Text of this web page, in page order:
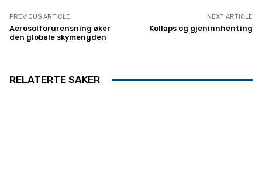
PREVIOUS ARTICLE
Aerosolforurensning øker
den globale skymengden
NEXT ARTICLE
Kollaps og gjeninnhenting
RELATERTE SAKER